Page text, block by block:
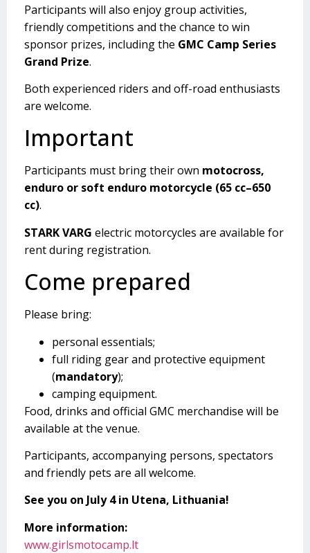
Participants will also enjoy group activities,
friendly competitions and the chance to win
sponsor prizes, including the GMC Camp Series
Grand Prize.
Both experienced riders and off-road enthusiasts
are welcome.
Important
Participants must bring their own motocross,
enduro or soft enduro motorcycle (65 cc–650
cc).
STARK VARG electric motorcycles are available for
rent during registration.
Come prepared
Please bring:
personal essentials;
full riding gear and protective equipment
(mandatory);
camping equipment.
Food, drinks and official GMC merchandise will be
available at the venue.
Participants, accompanying persons, spectators
and friendly pets are all welcome.
See you on July 4 in Utena, Lithuania!
More information:
www.girlsmotocamp.lt